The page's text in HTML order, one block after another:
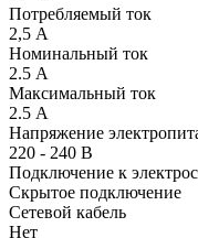
Потребляемый ток
2,5 А
Номинальный ток
2.5 А
Максимальный ток
2.5 А
Напряжение
220 - 240 В
Подключение к
Скрытое подключение
Сетевой кабель
Нет